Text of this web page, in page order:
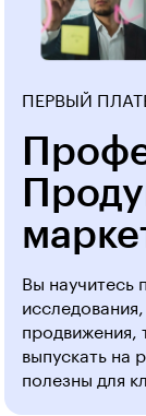
ПЕРВЫЙ
Вы научитесь
продвижения,
выпускать на
полезны для